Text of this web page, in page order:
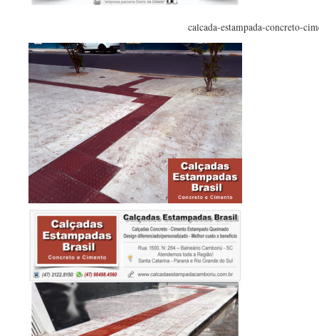
calcada-estampada-concreto-